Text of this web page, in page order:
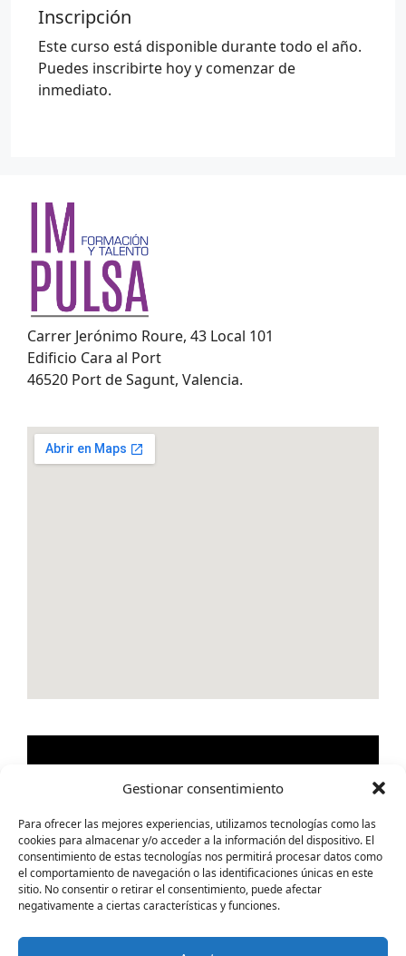
Gestionar consentimiento
Para ofrecer las mejores experiencias, utilizamos tecnologías como las
cookies para almacenar y/o acceder a la información del dispositivo. El
consentimiento de estas tecnologías nos permitirá procesar datos como
el comportamiento de navegación o las identificaciones únicas en este
sitio. No consentir o retirar el consentimiento, puede afectar
negativamente a ciertas características y funciones.
Inscripción
Este curso está disponible durante todo el año.
Puedes inscribirte hoy y comenzar de
inmediato.
Carrer Jerónimo Roure, 43 Local 101
Edificio Cara al Port
46520 Port de Sagunt, Valencia.